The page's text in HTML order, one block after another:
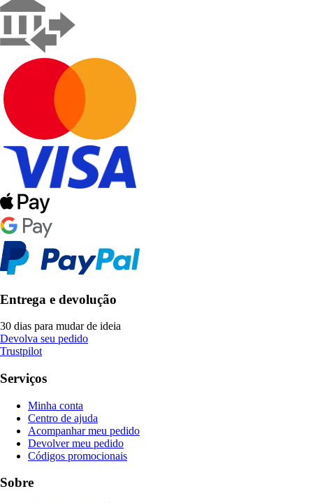
Entrega e devolução
30 dias para mudar de ideia
Devolva seu pedido
Trustpilot
Serviços
Minha conta
Centro de ajuda
Acompanhar meu pedido
Devolver meu pedido
Códigos promocionais
Sobre